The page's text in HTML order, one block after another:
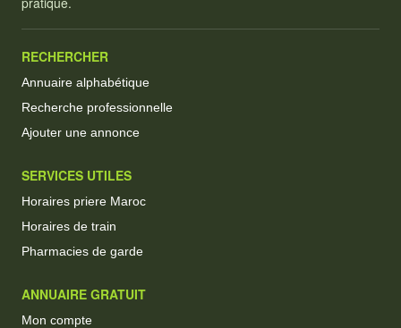
RECHERCHER
Annuaire alphabétique
Recherche professionnelle
Ajouter une annonce
SERVICES UTILES
Horaires priere Maroc
Horaires de train
Pharmacies de garde
ANNUAIRE GRATUIT
Mon compte